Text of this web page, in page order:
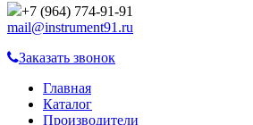
+7 (964) 774-91-91
mail@instrument91.ru
Заказать звонок
Главная
Каталог
Производители